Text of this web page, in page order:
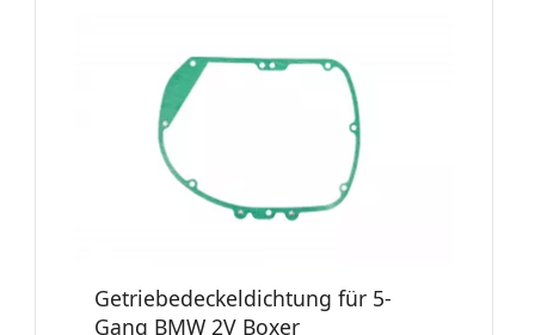
Getriebedeckeldichtung für 5-
Gang BMW 2V Boxer